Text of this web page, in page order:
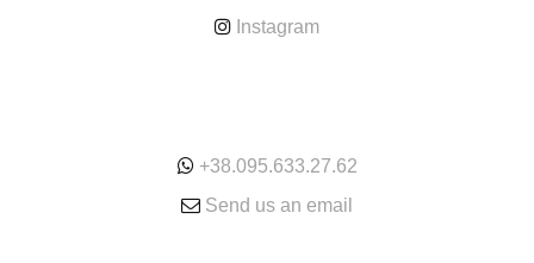
Instagram
+38.095.633.27.62
Send us an email